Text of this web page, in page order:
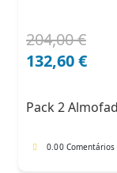
204,00€
O
preço
204,00 €.
132,60€
O
preço
132,60 €.
Pack 2
0.00 Comentários